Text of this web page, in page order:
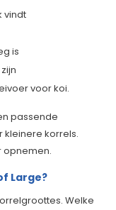
vindt
is
voor koi.
passende
kleinere korrels.
opnemen.
Large?
Welke